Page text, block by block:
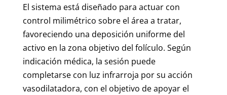
El sistema está diseñado para actuar con
control milimétrico sobre el área a tratar,
favoreciendo una deposición uniforme del
activo en la zona objetivo del folículo. Según
indicación médica, la sesión puede
completarse con luz infrarroja por su acción
vasodilatadora, con el objetivo de apoyar el